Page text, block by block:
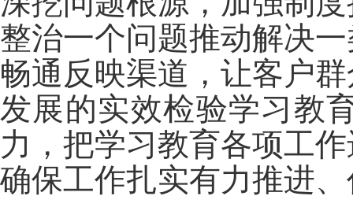
整治一个问题推动解决
畅通反映渠道，让客户
发展的实效检验学习教
力，把学习教育各项工
确保工作扎实有力推进